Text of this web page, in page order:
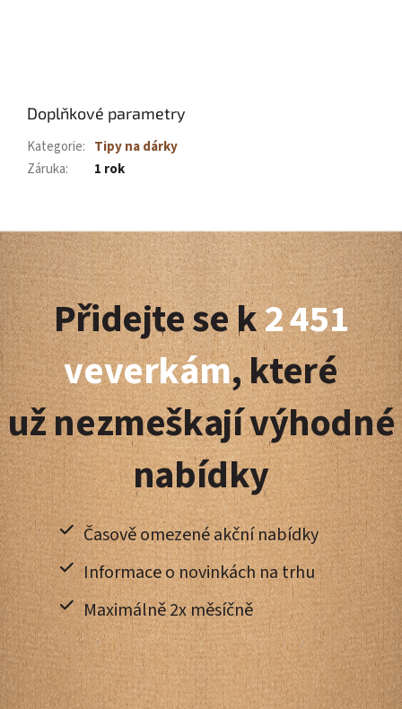
Doplňkové parametry
Kategorie: Tipy na dárky
Záruka: 1 rok
Z
á
p
a
t
í
Přidejte se k2 451
veverkám, které
už nezmeškají výhodné
nabídky
Časově omezené akční nabídky
Informace o novinkách na trhu
Maximálně 2x měsíčně